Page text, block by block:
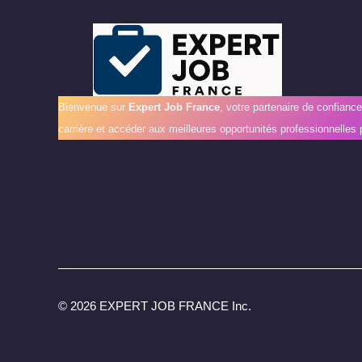
Bienvenue sur Expert Job France, votre partenaire de
carrière et accéder aux meilleures opportunités professionnelles
© 2026 EXPERT JOB FRANCE Inc.